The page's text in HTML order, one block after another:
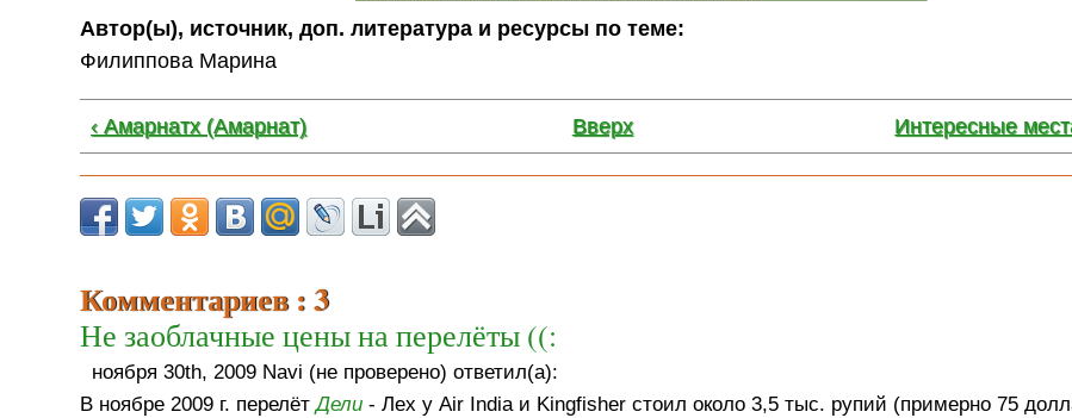
Автор(ы), источник, доп. литература и ресурсы по теме:
Филиппова Марина
‹ Амарнатх (Амарнат) Вверх Интересные
Комментариев : 3
Не заоблачные цены на перелёты ((:
ноября 30th, 2009 Navi (не проверено) ответил(а):
В ноябре 2009 г. перелётДели - Лех у Air India и Kingfisher стоил около 3,5 тыс. рупий (примерно 75